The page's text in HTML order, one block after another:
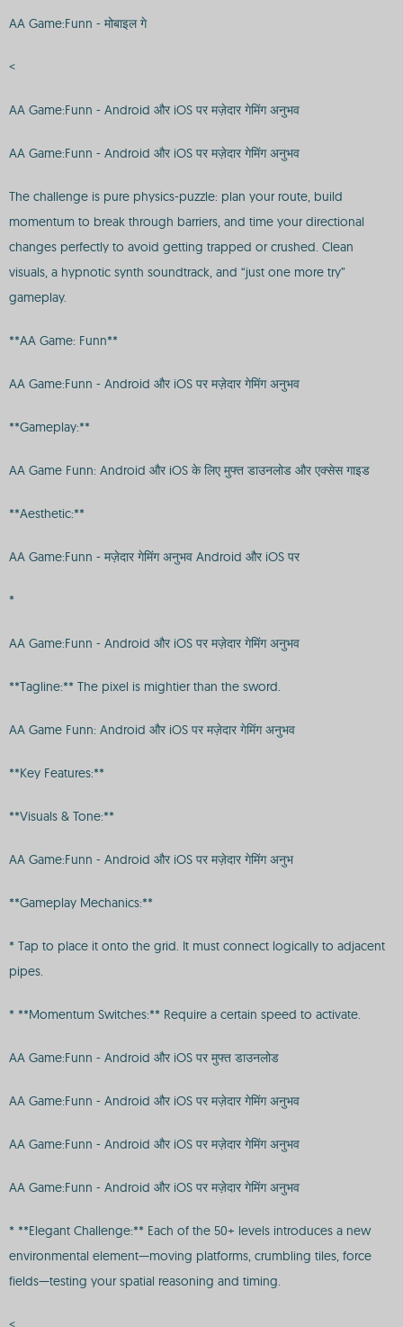
AA Game:Funn - मोबाइल गे
<
AA Game:Funn - Android और iOS पर मज़ेदार गेमिंग अनुभव
AA Game:Funn - Android और iOS पर मज़ेदार गेमिंग अनुभव
The challenge is pure physics-puzzle: plan your route, build
momentum to break through barriers, and time your directional
changes perfectly to avoid getting trapped or crushed. Clean
visuals, a hypnotic synth soundtrack, and “just one more try”
gameplay.
**AA Game: Funn**
AA Game:Funn - Android और iOS पर मज़ेदार गेमिंग अनुभव
**Gameplay:**
AA Game Funn: Android और iOS के लिए मुफ्त डाउनलोड और एक्सेस गाइड
**Aesthetic:**
AA Game:Funn - मज़ेदार गेमिंग अनुभव Android और iOS पर
*
AA Game:Funn - Android और iOS पर मज़ेदार गेमिंग अनुभव
**Tagline:** The pixel is mightier than the sword.
AA Game Funn: Android और iOS पर मज़ेदार गेमिंग अनुभव
**Key Features:**
**Visuals & Tone:**
AA Game:Funn - Android और iOS पर मज़ेदार गेमिंग अनुभ
**Gameplay Mechanics:**
* Tap to place it onto the grid. It must connect logically to adjacent
pipes.
* **Momentum Switches:** Require a certain speed to activate.
AA Game:Funn - Android और iOS पर मुफ्त डाउनलोड
AA Game:Funn - Android और iOS पर मज़ेदार गेमिंग अनुभव
AA Game:Funn - Android और iOS पर मज़ेदार गेमिंग अनुभव
AA Game:Funn - Android और iOS पर मज़ेदार गेमिंग अनुभव
* **Elegant Challenge:** Each of the 50+ levels introduces a new
environmental element—moving platforms, crumbling tiles, force
fields—testing your spatial reasoning and timing.